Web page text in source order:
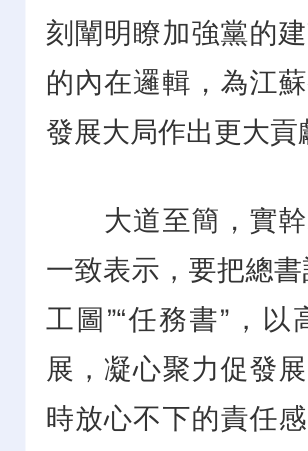
刻闡明瞭加強黨的
的內在邏輯，為江
發展大局作出更大貢
大道至簡，實幹
一致表示，要把總
工圖”“任務書”，
展，凝心聚力促發
時放心不下的責任